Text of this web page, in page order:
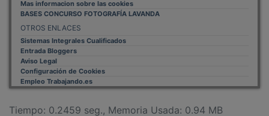
BASES CONCURSO FOTOGRAFÍA LAVANDA
OTROS ENLACES
Sistemas Integrales Cualificados
Entrada Bloggers
Aviso Legal
Configuración de Cookies
Empleo Trabajando.es